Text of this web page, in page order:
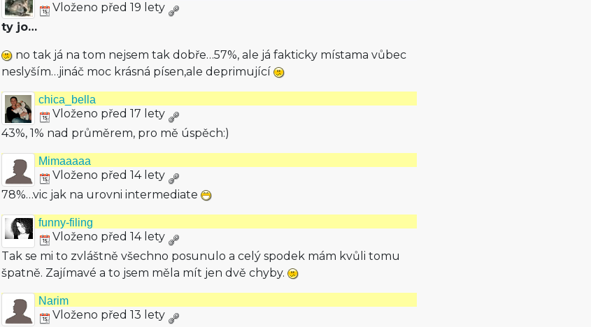
Vloženo před 19 lety
ty jo…
no tak já na tom nejsem tak dobře…57%, ale já fakticky místama vůbec
neslyším…jináč moc krásná písen,ale deprimující
chica_bella
Vloženo před 17 lety
43%, 1% nad průměrem, pro mě úspěch:)
Mimaaaaa
Vloženo před 14 lety
78%…vic jak na urovni intermediate
funny-filing
Vloženo před 14 lety
Tak se mi to zvláštně všechno posunulo a celý spodek mám kvůli tomu
špatně. Zajímavé a to jsem měla mít jen dvě chyby.
Narim
Vloženo před 13 lety